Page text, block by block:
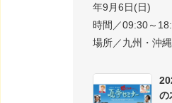
年9月6日(日)
時間／09:30～
場所／九州・沖縄
の